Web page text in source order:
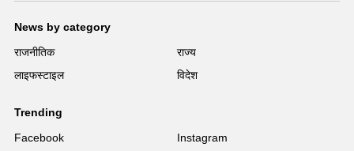
News by category
राजनीतिक
राज्य
लाइफस्टाइल
विदेश
Trending
Facebook
Instagram